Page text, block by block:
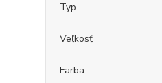
Typ
Veľkosť
Farba